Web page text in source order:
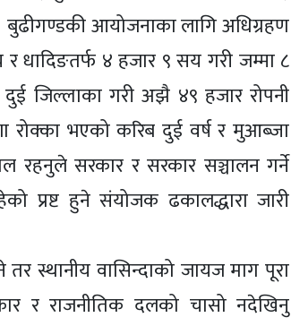
आयोजनाका लागि अधिग्रहण
धादिङतर्फ ४ हजार ९ सय गरी जम्मा ८
जिल्लाका गरी अझै ४९ हजार रोपनी
रोक्का भएको करिब दुई वर्ष र मुआब्जा
रहनुले सरकार र सरकार सञ्चालन गर्ने
प्रष्ट हुने संयोजक ढकालद्धारा जारी
स्थानीय वासिन्दाको जायज माग पूरा
र राजनीतिक दलको चासो नदेखिनु